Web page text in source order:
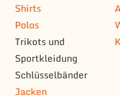
Shirts
Polos
Trikots und
Sportkleidung
Schlüsselbänder
Jacken